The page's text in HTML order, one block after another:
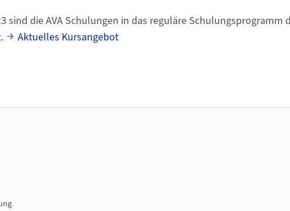
sind die AVA Schulungen in das reguläre Schulungsprogramm
Aktuelles Kursangebot